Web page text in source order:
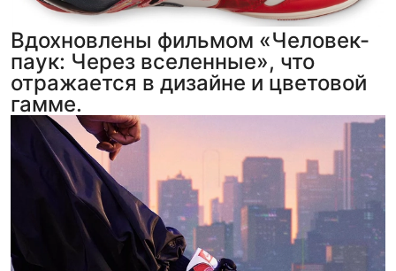
Вдохновлены фильмом «Человек-
паук: Через вселенные», что
отражается в дизайне и цветовой
гамме.